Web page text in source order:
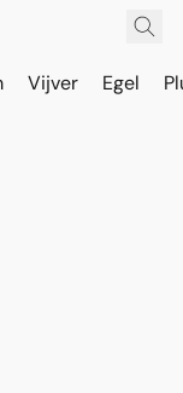
Vijver Egel